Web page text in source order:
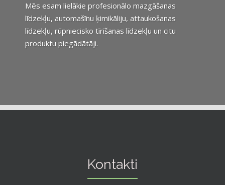
Mēs esam lielākie profesionālo mazgāšanas
līdzekļu, automašīnu ķimikāliju, attaukošanas
līdzekļu, rūpniecisko tīrīšanas līdzekļu un citu
produktu piegādātāji.
Kontakti